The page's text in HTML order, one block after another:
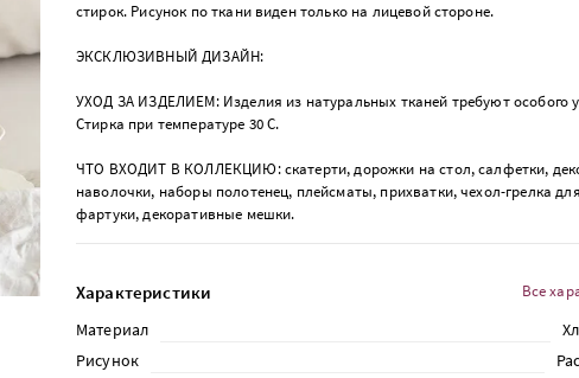
стирок. Рисунок по ткани виден только на лицевой стороне.
ЭКСКЛЮЗИВНЫЙ ДИЗАЙН:
УХОД ЗА ИЗДЕЛИЕМ: Изделия из натуральных тканей требуют особого
Стирка при температуре 30 С.
ЧТО ВХОДИТ В КОЛЛЕКЦИЮ: скатерти, дорожки на стол, салфетки,
наволочки, наборы полотенец, плейсматы, прихватки, чехол-грелка
фартуки, декоративные мешки.
Характеристики
Материал
Рисунок
Все